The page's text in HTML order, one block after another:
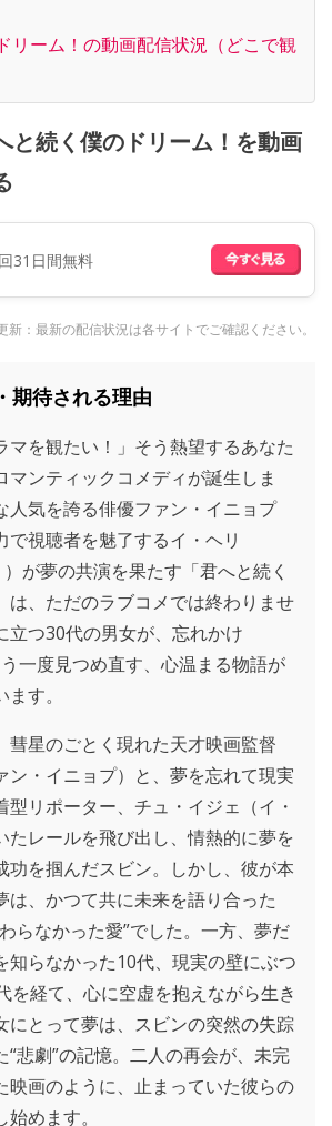
リーム！の動画配信状況（どこで観
と続く僕のドリーム！を動画
31日間無料
新：最新の配信状況は各サイトでご確認ください。
期待される理由
マを観たい！」そう熱望するあなた
マンティックコメディが誕生しま
人気を誇る俳優ファン・イニョプ
で視聴者を魅了するイ・ヘリ
）が夢の共演を果たす「君へと続く
は、ただのラブコメでは終わりませ
立つ30代の男女が、忘れかけ
う一度見つめ直す、心温まる物語が
す。
彗星のごとく現れた天才映画監督
ン・イニョプ）と、夢を忘れて現実
型リポーター、チュ・イジェ（イ・
たレールを飛び出し、情熱的に夢を
功を掴んだスビン。しかし、彼が本
は、かつて共に未来を語り合った
らなかった愛”でした。一方、夢だ
知らなかった10代、現実の壁にぶつ
を経て、心に空虚を抱えながら生き
にとって夢は、スビンの突然の失踪
“悲劇”の記憶。二人の再会が、未完
映画のように、止まっていた彼らの
めます。